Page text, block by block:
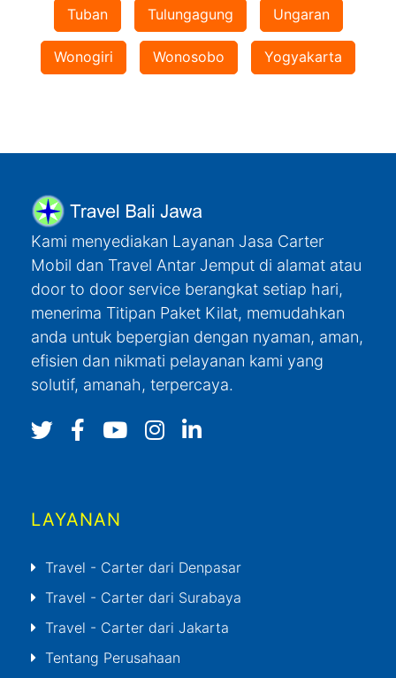
Tuban Tulungagung Ungaran
Wonogiri Wonosobo Yogyakarta
Kami menyediakan Layanan Jasa Carter
Mobil dan Travel Antar Jemput di alamat atau
door to door service berangkat setiap hari,
menerima Titipan Paket Kilat, memudahkan
anda untuk bepergian dengan nyaman, aman,
efisien dan nikmati pelayanan kami yang
solutif, amanah, terpercaya.
LAYANAN
Travel - Carter dari Denpasar
Travel - Carter dari Surabaya
Travel - Carter dari Jakarta
Tentang Perusahaan